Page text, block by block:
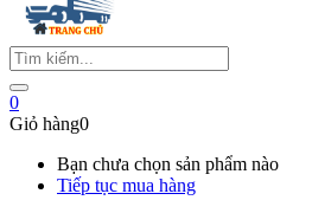
0
Giỏ hàng0
Bạn chưa chọn sản phẩm nào
Tiếp tục mua hàng